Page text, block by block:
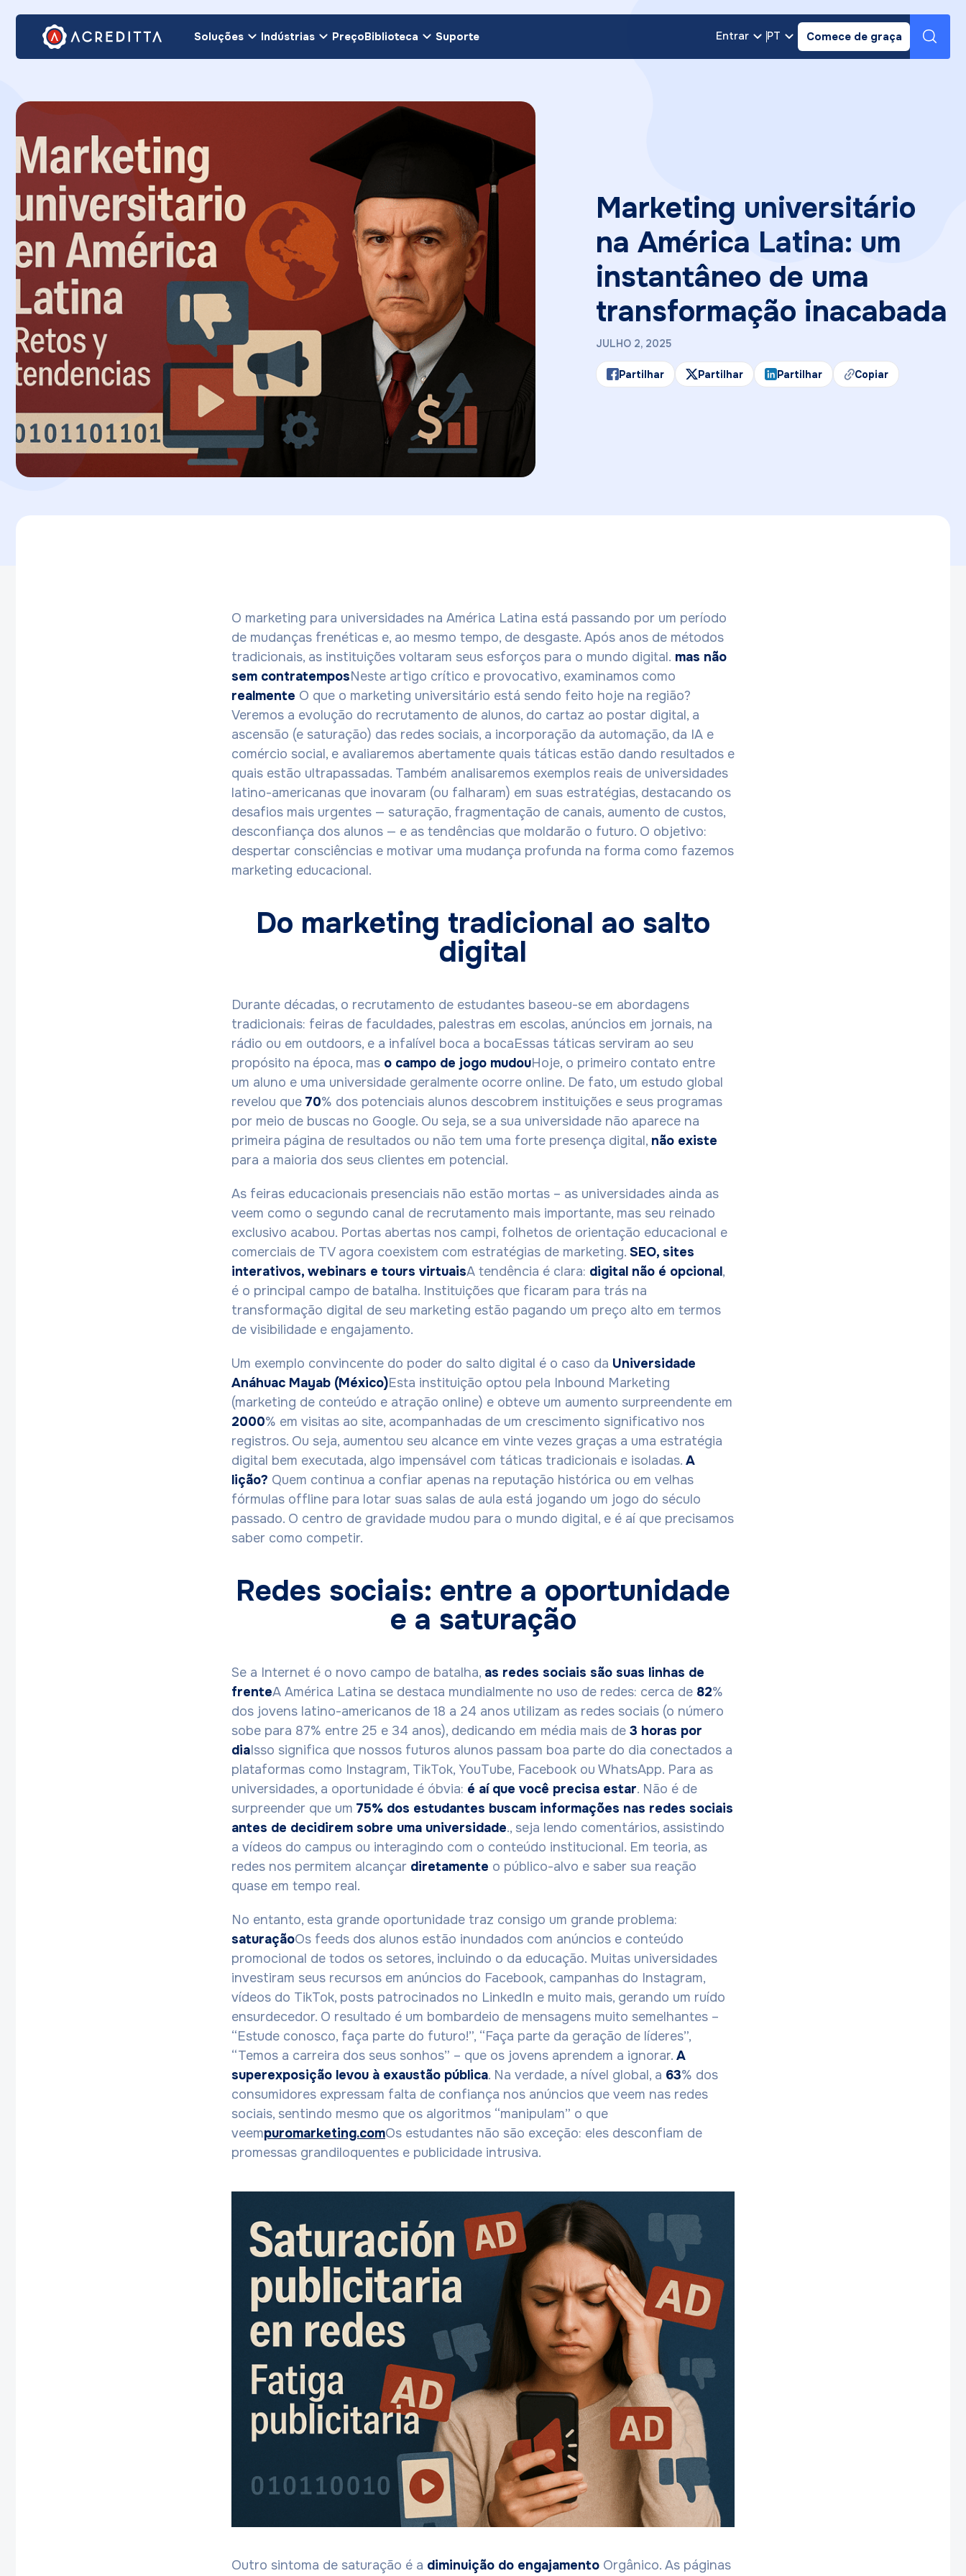
Soluções Indústrias PreçoBiblioteca Suporte Entrar PT Comece de graça
Marketing universitário
na América Latina: um
instantâneo de uma
transformação inacabada
JULHO 2, 2025
Partilhar Partilhar Partilhar Copiar
O marketing para universidades na América Latina está passando por um período
de mudanças frenéticas e, ao mesmo tempo, de desgaste. Após anos de métodos
tradicionais, as instituições voltaram seus esforços para o mundo digital. mas não
sem contratemposNeste artigo crítico e provocativo, examinamos como
realmente O que o marketing universitário está sendo feito hoje na região?
Veremos a evolução do recrutamento de alunos, do cartaz ao postar digital, a
ascensão (e saturação) das redes sociais, a incorporação da automação, da IA ​​e
comércio social, e avaliaremos abertamente quais táticas estão dando resultados e
quais estão ultrapassadas. Também analisaremos exemplos reais de universidades
latino-americanas que inovaram (ou falharam) em suas estratégias, destacando os
desafios mais urgentes — saturação, fragmentação de canais, aumento de custos,
desconfiança dos alunos — e as tendências que moldarão o futuro. O objetivo:
despertar consciências e motivar uma mudança profunda na forma como fazemos
marketing educacional.
Do marketing tradicional ao salto
digital
Durante décadas, o recrutamento de estudantes baseou-se em abordagens
tradicionais: feiras de faculdades, palestras em escolas, anúncios em jornais, na
rádio ou em outdoors, e a infalível boca a bocaEssas táticas serviram ao seu
propósito na época, mas o campo de jogo mudouHoje, o primeiro contato entre
um aluno e uma universidade geralmente ocorre online. De fato, um estudo global
revelou que 70% dos potenciais alunos descobrem instituições e seus programas
por meio de buscas no Google. Ou seja, se a sua universidade não aparece na
primeira página de resultados ou não tem uma forte presença digital, não existe
para a maioria dos seus clientes em potencial.
As feiras educacionais presenciais não estão mortas – as universidades ainda as
veem como o segundo canal de recrutamento mais importante, mas seu reinado
exclusivo acabou. Portas abertas nos campi, folhetos de orientação educacional e
comerciais de TV agora coexistem com estratégias de marketing. SEO, sites
interativos, webinars e tours virtuaisA tendência é clara: digital não é opcional,
é o principal campo de batalha. Instituições que ficaram para trás na
transformação digital de seu marketing estão pagando um preço alto em termos
de visibilidade e engajamento.
Um exemplo convincente do poder do salto digital é o caso da Universidade
Anáhuac Mayab (México)Esta instituição optou pela Inbound Marketing
(marketing de conteúdo e atração online) e obteve um aumento surpreendente em
2000% em visitas ao site, acompanhadas de um crescimento significativo nos
registros. Ou seja, aumentou seu alcance em vinte vezes graças a uma estratégia
digital bem executada, algo impensável com táticas tradicionais e isoladas. A
lição? Quem continua a confiar apenas na reputação histórica ou em velhas
fórmulas offline para lotar suas salas de aula está jogando um jogo do século
passado. O centro de gravidade mudou para o mundo digital, e é aí que precisamos
saber como competir.
Redes sociais: entre a oportunidade
e a saturação
Se a Internet é o novo campo de batalha, as redes sociais são suas linhas de
frenteA América Latina se destaca mundialmente no uso de redes: cerca de 82%
dos jovens latino-americanos de 18 a 24 anos utilizam as redes sociais (o número
sobe para 87% entre 25 e 34 anos), dedicando em média mais de 3 horas por
diaIsso significa que nossos futuros alunos passam boa parte do dia conectados a
plataformas como Instagram, TikTok, YouTube, Facebook ou WhatsApp. Para as
universidades, a oportunidade é óbvia: é aí que você precisa estar. Não é de
surpreender que um 75% dos estudantes buscam informações nas redes sociais
antes de decidirem sobre uma universidade., seja lendo comentários, assistindo
a vídeos do campus ou interagindo com o conteúdo institucional. Em teoria, as
redes nos permitem alcançar diretamente o público-alvo e saber sua reação
quase em tempo real.
No entanto, esta grande oportunidade traz consigo um grande problema:
saturaçãoOs feeds dos alunos estão inundados com anúncios e conteúdo
promocional de todos os setores, incluindo o da educação. Muitas universidades
investiram seus recursos em anúncios do Facebook, campanhas do Instagram,
vídeos do TikTok, posts patrocinados no LinkedIn e muito mais, gerando um ruído
ensurdecedor. O resultado é um bombardeio de mensagens muito semelhantes –
“Estude conosco, faça parte do futuro!”, “Faça parte da geração de líderes”,
“Temos a carreira dos seus sonhos” – que os jovens aprendem a ignorar. A
superexposição levou à exaustão pública. Na verdade, a nível global, a 63% dos
consumidores expressam falta de confiança nos anúncios que veem nas redes
sociais, sentindo mesmo que os algoritmos “manipulam” o que
veempuromarketing.comOs estudantes não são exceção: eles desconfiam de
promessas grandiloquentes e publicidade intrusiva.
Outro sintoma de saturação é a diminuição do engajamento Orgânico. As páginas